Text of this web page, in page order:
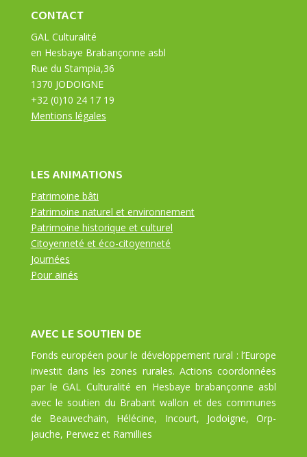
CONTACT
GAL Culturalité
en Hesbaye Brabançonne asbl
Rue du Stampia,36
1370 JODOIGNE
+32 (0)10 24 17 19
Mentions légales
LES ANIMATIONS
Patrimoine bâti
Patrimoine naturel et environnement
Patrimoine historique et culturel
Citoyenneté et éco-citoyenneté
Journées
Pour ainés
AVEC LE SOUTIEN DE
Fonds européen pour le développement rural : l’Europe
investit dans les zones rurales. Actions coordonnées
par le GAL Culturalité en Hesbaye brabançonne asbl
avec le soutien du Brabant wallon et des communes
de Beauvechain, Hélécine, Incourt, Jodoigne, Orp-
jauche, Perwez et Ramillies